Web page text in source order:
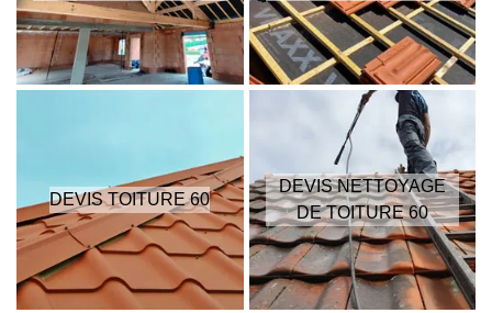
DEVIS TOITURE 60
DEVIS NETTOYAGE
DE TOITURE 60